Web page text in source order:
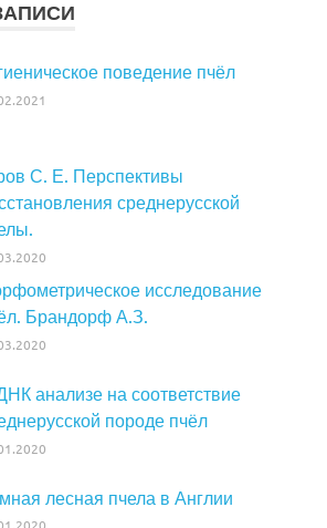
поведение пчёл
С. Е. Перспективы
среднерусской
исследование
Брандорф А.З.
анализе на соответствие
породе пчёл
лесная пчела в Англии